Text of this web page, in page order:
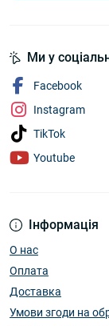
Інформація
О нас
Оплата
Доставка
Умови згоди на
Ми у
Facebook
Instagram
TikTok
Youtube